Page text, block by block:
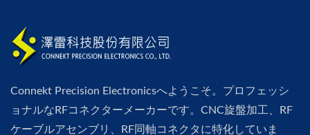
Connekt Precision Electronicsへようこそ。プロフェッシ
ョナルなRFコネクターメーカーです。CNC旋盤加工、RF
ケーブルアセンブリ、RF同軸コネクタに特化していま